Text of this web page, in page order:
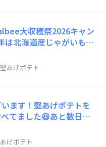
大収穫祭2026キャン
ゃがいもレシピ集もつ
どう応募し
々に教えてほしいです
あげポテト
ます！堅あげポテトを
てました😆あと数日で
ます✨眺めている内に収
りです🎊
げポテト